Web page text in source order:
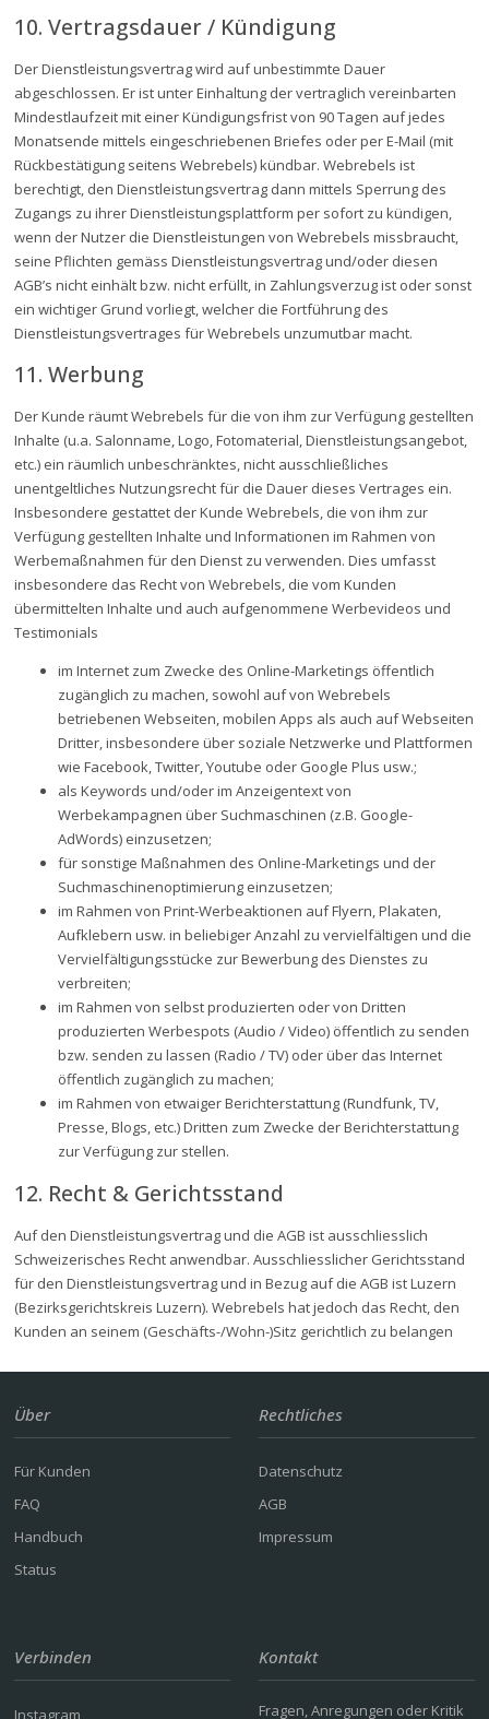
10. Vertragsdauer / Kündigung
Der Dienstleistungsvertrag wird auf unbestimmte Dauer
abgeschlossen. Er ist unter Einhaltung der vertraglich vereinbarten
Mindestlaufzeit mit einer Kündigungsfrist von 90 Tagen auf jedes
Monatsende mittels eingeschriebenen Briefes oder per E-Mail (mit
Rückbestätigung seitens Webrebels) kündbar. Webrebels ist
berechtigt, den Dienstleistungsvertrag dann mittels Sperrung des
Zugangs zu ihrer Dienstleistungsplattform per sofort zu kündigen,
wenn der Nutzer die Dienstleistungen von Webrebels missbraucht,
seine Pflichten gemäss Dienstleistungsvertrag und/oder diesen
AGB’s nicht einhält bzw. nicht erfüllt, in Zahlungsverzug ist oder sonst
ein wichtiger Grund vorliegt, welcher die Fortführung des
Dienstleistungsvertrages für Webrebels unzumutbar macht.
11. Werbung
Der Kunde räumt Webrebels für die von ihm zur Verfügung gestellten
Inhalte (u.a. Salonname, Logo, Fotomaterial, Dienstleistungsangebot,
etc.) ein räumlich unbeschränktes, nicht ausschließliches
unentgeltliches Nutzungsrecht für die Dauer dieses Vertrages ein.
Insbesondere gestattet der Kunde Webrebels, die von ihm zur
Verfügung gestellten Inhalte und Informationen im Rahmen von
Werbemaßnahmen für den Dienst zu verwenden. Dies umfasst
insbesondere das Recht von Webrebels, die vom Kunden
übermittelten Inhalte und auch aufgenommene Werbevideos und
Testimonials
im Internet zum Zwecke des Online-Marketings öffentlich
zugänglich zu machen, sowohl auf von Webrebels
betriebenen Webseiten, mobilen Apps als auch auf Webseiten
Dritter, insbesondere über soziale Netzwerke und Plattformen
wie Facebook, Twitter, Youtube oder Google Plus usw.;
als Keywords und/oder im Anzeigentext von
Werbekampagnen über Suchmaschinen (z.B. Google-
AdWords) einzusetzen;
für sonstige Maßnahmen des Online-Marketings und der
Suchmaschinenoptimierung einzusetzen;
im Rahmen von Print-Werbeaktionen auf Flyern, Plakaten,
Aufklebern usw. in beliebiger Anzahl zu vervielfältigen und die
Vervielfältigungsstücke zur Bewerbung des Dienstes zu
verbreiten;
im Rahmen von selbst produzierten oder von Dritten
produzierten Werbespots (Audio / Video) öffentlich zu senden
bzw. senden zu lassen (Radio / TV) oder über das Internet
öffentlich zugänglich zu machen;
im Rahmen von etwaiger Berichterstattung (Rundfunk, TV,
Presse, Blogs, etc.) Dritten zum Zwecke der Berichterstattung
zur Verfügung zur stellen.
12. Recht & Gerichtsstand
Auf den Dienstleistungsvertrag und die AGB ist ausschliesslich
Schweizerisches Recht anwendbar. Ausschliesslicher Gerichtsstand
für den Dienstleistungsvertrag und in Bezug auf die AGB ist Luzern
(Bezirksgerichtskreis Luzern). Webrebels hat jedoch das Recht, den
Kunden an seinem (Geschäfts-/Wohn-)Sitz gerichtlich zu belangen
Über
Für Kunden
FAQ
Handbuch
Status
Rechtliches
Datenschutz
AGB
Impressum
Verbinden
Instagram
Kontakt
Fragen, Anregungen oder Kritik